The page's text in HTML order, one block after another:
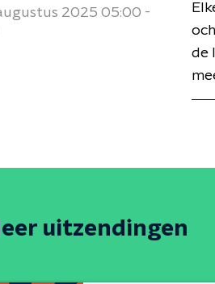
2025 05:00 -
de
uitzendingen